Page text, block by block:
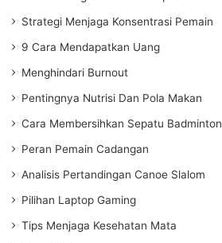
Strategi Menjaga Konsentrasi Pemain
9 Cara Mendapatkan Uang
Menghindari Burnout
Pentingnya Nutrisi Dan Pola Makan
Cara Membersihkan Sepatu Badminton
Peran Pemain Cadangan
Analisis Pertandingan Canoe Slalom
Pilihan Laptop Gaming
Tips Menjaga Kesehatan Mata